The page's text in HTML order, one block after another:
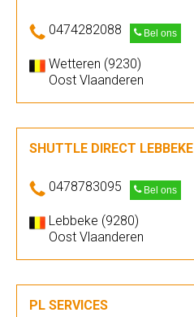
0474282088 Bel ons
Wetteren (9230)
Oost Vlaanderen
SHUTTLE DIRECT LEBBEKE
0478783095 Bel ons
Lebbeke (9280)
Oost Vlaanderen
PL SERVICES